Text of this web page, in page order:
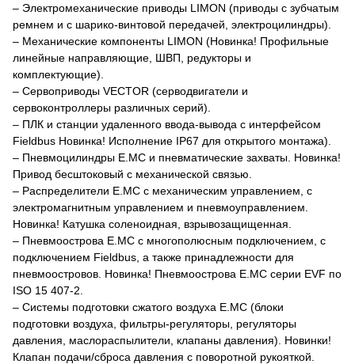
– Электромеханические приводы LIMON (приводы с зубчатым
ремнем и с шарико-винтовой передачей, электроцилиндры).
– Механические компоненты LIMON (Новинка! Профильные
линейные направляющие, ШВП, редукторы и
комплектующие).
– Сервоприводы VECTOR (серводвигатели и
сервоконтроллеры различных серий).
– ПЛК и станции удаленного ввода-вывода с интерфейсом
Fieldbus Новинка! Исполнение IP67 для открытого монтажа).
– Пневмоцилиндры E.MC и пневматические захваты. Новинка!
Привод бесштоковый с механической связью.
– Распределители E.MC с механическим управлением, с
электромагнитным управлением и пневмоуправлением.
Новинка! Катушка соленоидная, взрывозащищенная.
– Пневмоострова E.MC с многополюсным подключением, с
подключением Fieldbus, а также принадлежности для
пневмоостровов. Новинка! Пневмоострова E.MC серии EVF по
ISO 15 407-2.
– Системы подготовки сжатого воздуха E.MC (блоки
подготовки воздуха, фильтры-регуляторы, регуляторы
давления, маслораспылители, клапаны давления). Новинки!
Клапан подачи/сброса давления с поворотной рукояткой.